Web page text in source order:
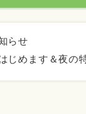
らせ
じめます＆夜の